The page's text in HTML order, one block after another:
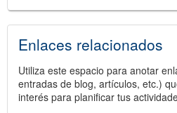
Enlaces relacionados
Utiliza este espacio para anotar
entradas de blog, artículos, etc.)
interés para planificar tus